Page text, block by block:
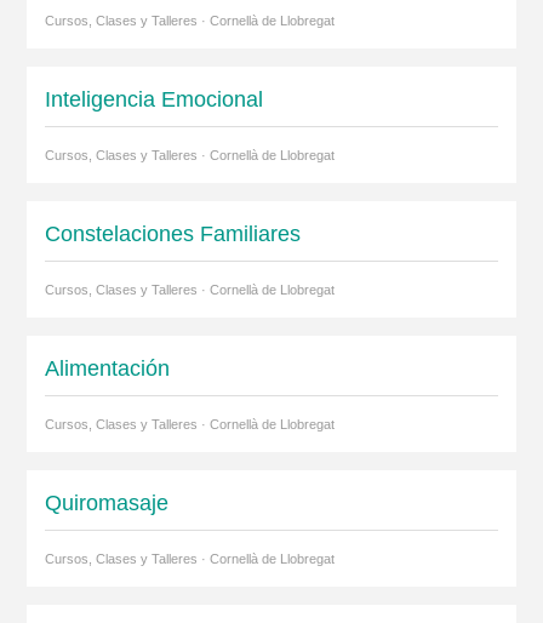
Cursos, Clases y Talleres · Cornellà de Llobregat
Inteligencia Emocional
Cursos, Clases y Talleres · Cornellà de Llobregat
Constelaciones Familiares
Cursos, Clases y Talleres · Cornellà de Llobregat
Alimentación
Cursos, Clases y Talleres · Cornellà de Llobregat
Quiromasaje
Cursos, Clases y Talleres · Cornellà de Llobregat